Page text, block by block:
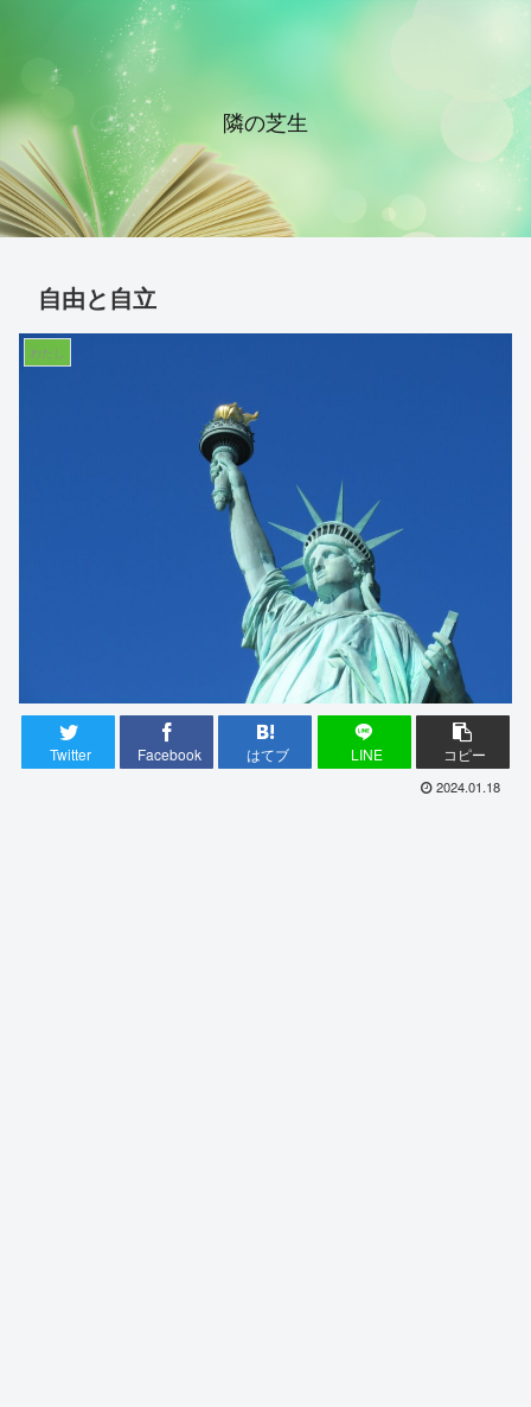
隣の芝生
自由と自立
わたし
Twitter Facebook はてブ LINE コピー
2024.01.18